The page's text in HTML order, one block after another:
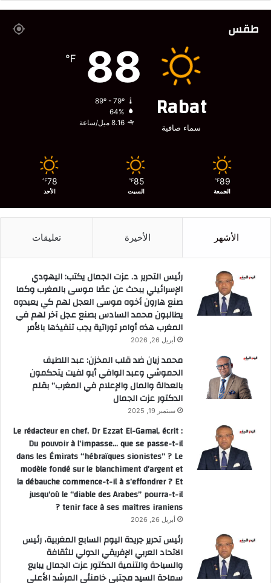
طقس
Rabat
سماء صافية
88
℉
89º - 79º
64%
8.16 ميل/ساعة
89
℉
الجمعة
85
℉
السبت
78
℉
الأحد
الأشهر الأخيرة تعليقات
رئيس التحرير د. عزت الجمال يكتب: اليهودي
الإسرائيلي يبحث عن عصًا موسى بالمغرب وكما
صنع هارون أخوه موسى العجل لهم كي يعبدوه
يطالبون محمد السادس بصنع عجل آخر لهم في
المغرب هذه أوامر توراتية يجب تنفيذها بالأمر
أبريل 26, 2026
محمد زيان ضد قلب المخزن: عبد اللطيف
الحموشي وعبد الوافي أبو لفيت يتحكمون
بالعدالة والمال والإعلام في المغرب” بقلم
الدكتور عزت الجمال
سبتمبر 19, 2025
Le rédacteur en chef, Dr Ezzat El-Gamal, écrit :
Du pouvoir à l’impasse… que se passe-t-il
dans les Émirats “hébraïques sionistes” ? Le
modèle fondé sur le blanchiment d’argent et
la débauche commence-t-il à s’effondrer ? Et
jusqu’où le “diable des Arabes” pourra-t-il
tenir face à ses maîtres iraniens ?
أبريل 26, 2026
رئيس تحرير جريدة اليوم السابع المغربية، رئيس
الاتحاد العربي الإفريقي الدولي للثقافة
والسياحة والتنمية الدكتور عزت الجمال يبايع
سماحة السيد مجتبى خامنئي المرشد الأعلى